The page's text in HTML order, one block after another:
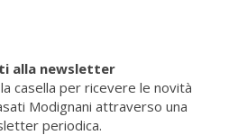
alla newsletter
casella per ricevere le novità
Modignani attraverso una
periodica.